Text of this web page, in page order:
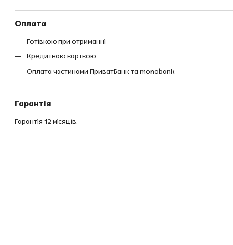
Оплата
Готівкою при отриманні
Кредитною карткою
Оплата частинами ПриватБанк та monobank
Гарантія
Гарантія 12 місяців.